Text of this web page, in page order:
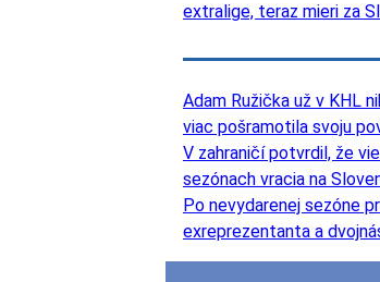
extralige, teraz mieri za
Adam Ružička už v KHL
viac pošramotila svoju
V zahraničí potvrdil, že
sezónach vracia na
Po nevydarenej sezóne
exreprezentanta a